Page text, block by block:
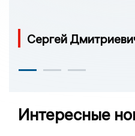
Сергей
Интересные